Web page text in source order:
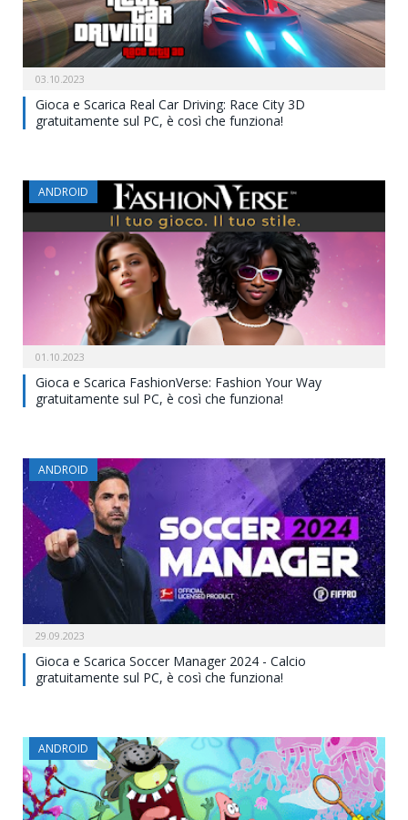
03.10.2023
Gioca e Scarica Real Car Driving: Race City 3D
gratuitamente sul PC, è così che funziona!
ANDROID
01.10.2023
Gioca e Scarica FashionVerse: Fashion Your Way
gratuitamente sul PC, è così che funziona!
ANDROID
29.09.2023
Gioca e Scarica Soccer Manager 2024 - Calcio
gratuitamente sul PC, è così che funziona!
ANDROID